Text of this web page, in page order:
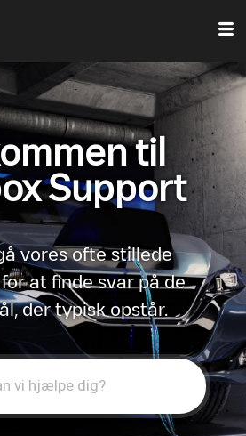
til
Support
vores ofte stillede
at finde svar på de
der typisk opstår.